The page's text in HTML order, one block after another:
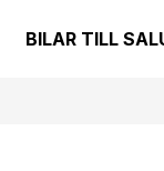
BILAR TILL